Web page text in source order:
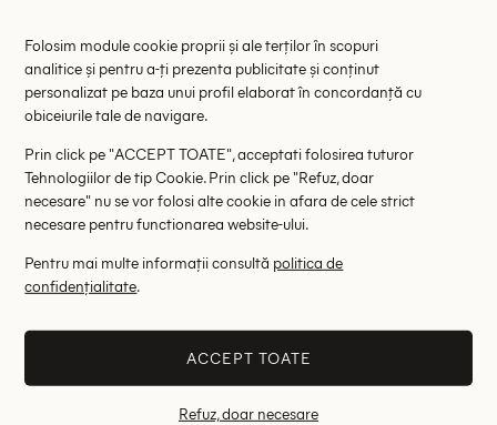
179.00 lei
RRP: 329.00 lei
ONE SIZE
Altii au fost interesati de
- 71%
Folosim module cookie proprii și ale terților în scopuri
analitice și pentru a-ți prezenta publicitate și conținut
personalizat pe baza unui profil elaborat în concordanță cu
obiceiurile tale de navigare.
Prin click pe "ACCEPT TOATE", acceptati folosirea tuturor
Tehnologiilor de tip Cookie. Prin click pe "Refuz, doar
necesare" nu se vor folosi alte cookie in afara de cele strict
necesare pentru functionarea website-ului.
Pentru mai multe informații consultă politica de
confidențialitate.
ACCEPT TOATE
Refuz, doar necesare